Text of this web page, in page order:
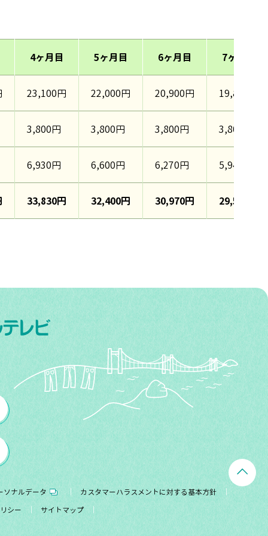
4ヶ月目 5ヶ月目 6ヶ月目 7ヶ月目
23,100円 22,000円 20,900円 19,800円
3,800円 3,800円 3,800円 3,800円
6,930円 6,600円 6,270円 5,940円
33,830円 32,400円 30,970円 29,540円
ソナルデータ
カスタマーハラスメントに対する基本方針
シー
サイトマップ